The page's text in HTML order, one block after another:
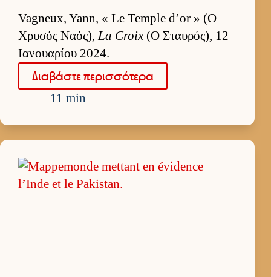
Vagneux, Yann, « Le Temple d’or » (Ο
Χρυσός Ναός),La Croix (Ο Σταυ­ρός), 12
Ια­νουα­ρίου 2024.
Δια­βάστε περισ­σότερα
11 min